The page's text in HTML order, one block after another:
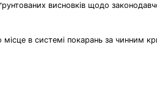
висновків щодо
в системі покарань за чинним